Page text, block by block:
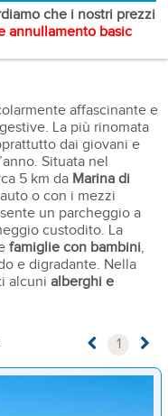
che i nostri prezzi
annullamento basic
affascinante e
La più rinomata
dai giovani e
Situata nel
5 km da Marina di
o con i mezzi
un parcheggio a
custodito. La
famiglie con bambini,
e digradante. Nella
alcuni alberghi e
1